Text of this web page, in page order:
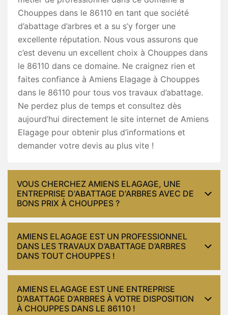
Chouppes dans le 86110 en tant que société
d’abattage d’arbres et a su s’y forger une
excellente réputation. Nous vous assurons que
c’est devenu un excellent choix à Chouppes dans
le 86110 dans ce domaine. Ne craignez rien et
faites confiance à Amiens Elagage à Chouppes
dans le 86110 pour tous vos travaux d’abattage.
Ne perdez plus de temps et consultez dès
aujourd’hui directement le site internet de Amiens
Elagage pour obtenir plus d’informations et
demander votre devis au plus vite !
VOUS CHERCHEZ AMIENS ELAGAGE, UNE
ENTREPRISE D'ABATTAGE D'ARBRES AVEC DE
BONS PRIX À CHOUPPES ?
AMIENS ELAGAGE EST UN PROFESSIONNEL
DANS LES TRAVAUX D’ABATTAGE D’ARBRES
DANS TOUT CHOUPPES !
AMIENS ELAGAGE EST UNE ENTREPRISE
D’ABATTAGE D’ARBRES À VOTRE DISPOSITION
À CHOUPPES DANS LE 86110 !